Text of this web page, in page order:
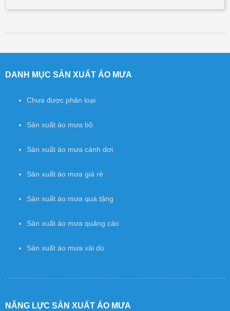
DANH MỤC SẢN XUẤT ÁO MƯA
Chưa được phân loại
Sản xuất áo mưa bộ
Sản xuất áo mưa cánh dơi
Sản xuất áo mưa giá rẻ
Sản xuất áo mưa quà tặng
Sản xuất áo mưa quảng cáo
Sản xuất áo mưa vải dù
NĂNG LỰC SẢN XUẤT ÁO MƯA
Post navigation